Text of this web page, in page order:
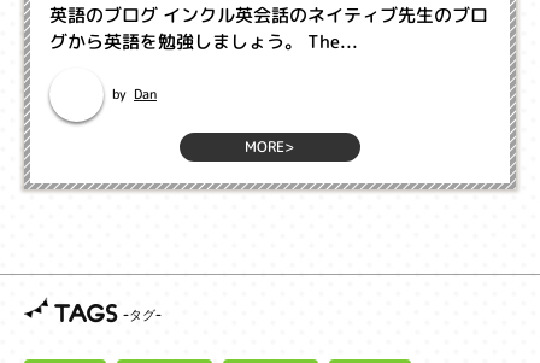
英語のブログ インクル英会話のネイティブ先生のブロ
グから英語を勉強しましょう。 The...
by Dan
MORE>
TAGS